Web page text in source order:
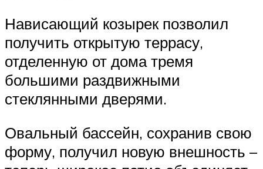
Нависающий козырек позволил
получить открытую террасу,
отделенную от дома тремя
большими раздвижными
стеклянными дверями.
Овальный бассейн, сохранив свою
форму, получил новую внешность –